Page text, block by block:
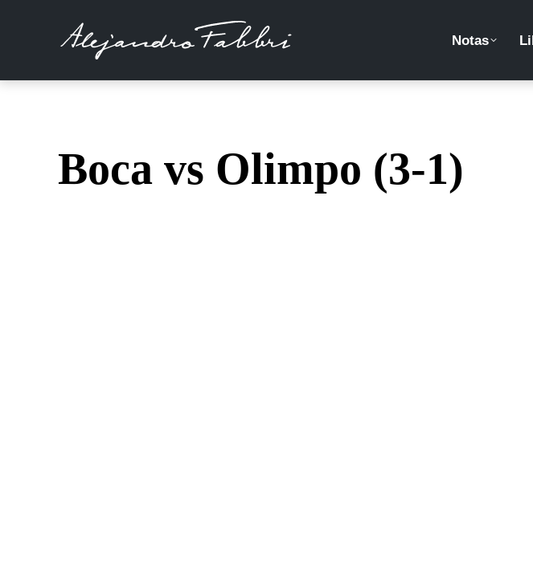
Notas
Boca vs Olimpo (3-1)